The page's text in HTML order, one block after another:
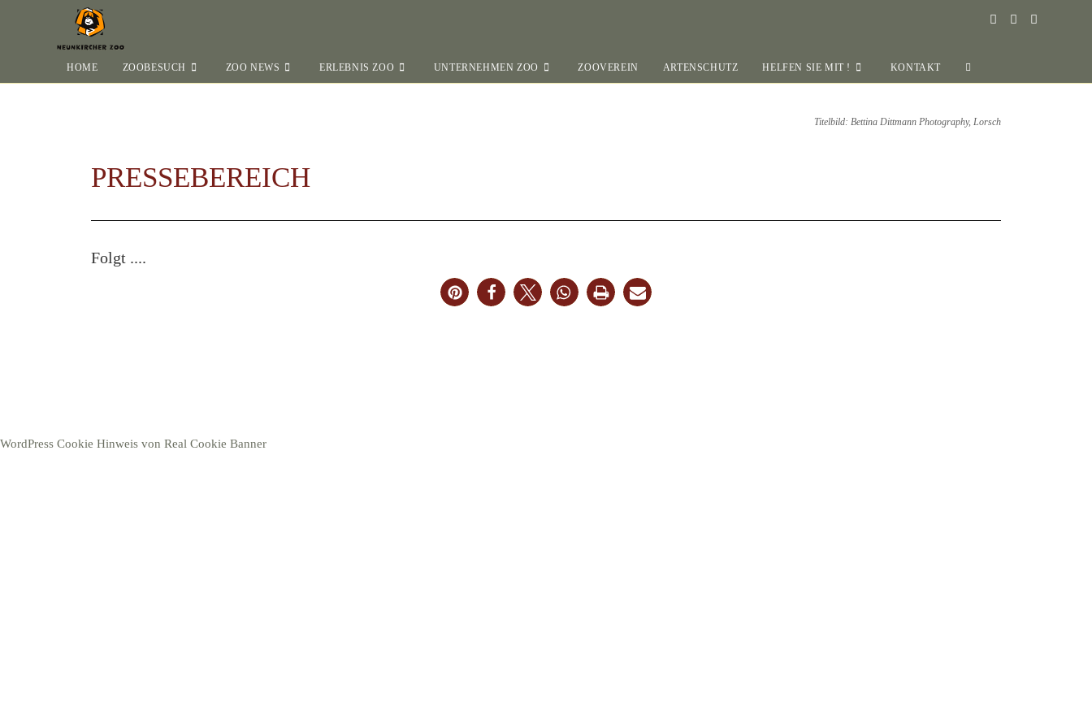
HOME ZOOBESUCH ZOO NEWS ERLEBNIS ZOO UNTERNEHMEN ZOO ZOOVEREIN ARTENSCHUTZ HELFEN SIE MIT ! KONTAKT
Titelbild: Bettina Dittmann Photography, Lorsch
PRESSEBEREICH
Folgt ....
WordPress Cookie Hinweis von Real Cookie Banner